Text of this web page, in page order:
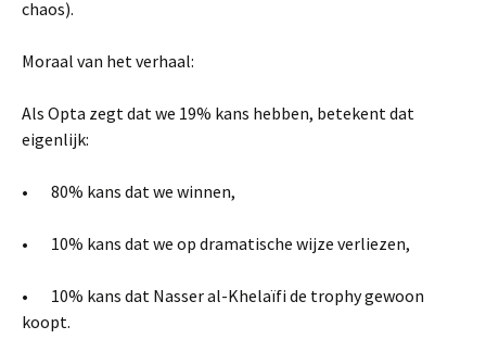
chaos).
Moraal van het verhaal:
Als Opta zegt dat we 19% kans hebben, betekent dat
eigenlijk:
• 80% kans dat we winnen,
• 10% kans dat we op dramatische wijze verliezen,
• 10% kans dat Nasser al-Khelaïfi de trophy gewoon
koopt.